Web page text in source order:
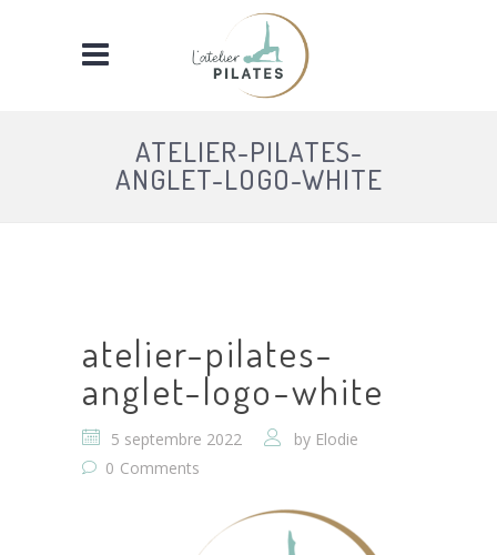
ATELIER-PILATES-
ANGLET-LOGO-WHITE
atelier-pilates-
anglet-logo-white
5 septembre 2022 by Elodie
0 Comments